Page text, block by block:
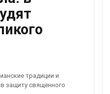
традиции и
защиту священного